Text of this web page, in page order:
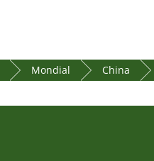
Mondial China